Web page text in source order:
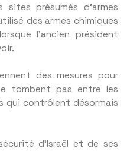
présumés d’armes
des armes chimiques
l’ancien président
des mesures pour
tombent pas entre les
qui contrôlent désormais
d’Israël et de ses